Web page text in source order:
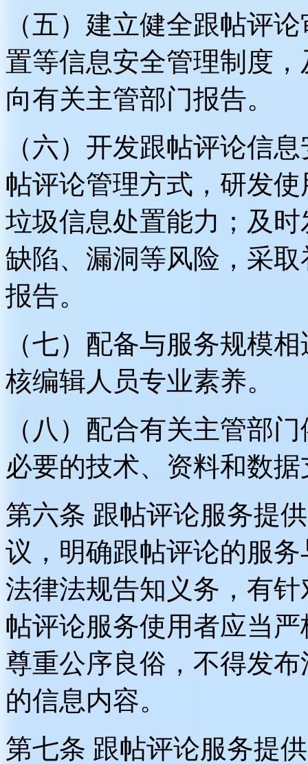
（五）建立健全跟帖评
置等信息安全管理制度
向有关主管部门报告。
（六）开发跟帖评论信
帖评论管理方式，研发
垃圾信息处置能力；及
缺陷、漏洞等风险，采
报告。
（七）配备与服务规模
核编辑人员专业素养。
（八）配合有关主管部
必要的技术、资料和数
第六条 跟帖评论服务提
议，明确跟帖评论的服
法律法规告知义务，有
帖评论服务使用者应当
尊重公序良俗，不得发
的信息内容。
第七条 跟帖评论服务提